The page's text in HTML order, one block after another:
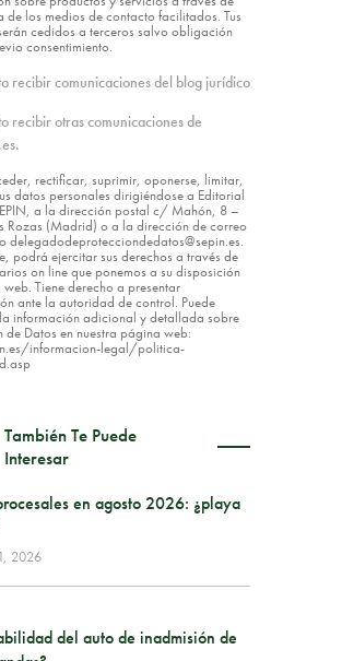
de los medios de contacto facilitados. Tus
cedidos a terceros salvo obligación
consentimiento.
recibir comunicaciones del blog jurídico
recibir otras comunicaciones de
rectificar, suprimir, oponerse, limitar,
datos personales dirigiéndose a Editorial
a la dirección postal c/ Mahón, 8 –
Rozas (Madrid) o a la dirección de correo
delegadodeprotecciondedatos@sepin.es.
podrá ejercitar sus derechos a través de
on line que ponemos a su disposición
web. Tiene derecho a presentar
ante la autoridad de control. Puede
información adicional y detallada sobre
de Datos en nuestra página web:
informacion-legal/politica-
También Te Puede
Interesar
en agosto 2026: ¿playa
2026
del auto de inadmisión de